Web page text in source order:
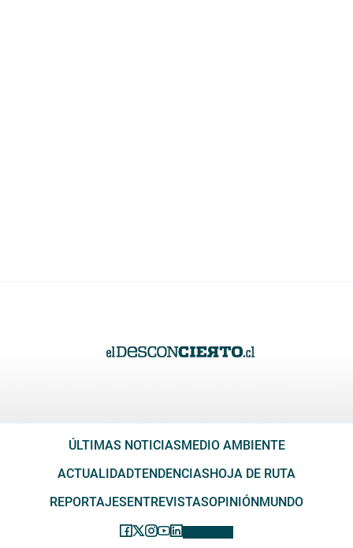
ÚLTIMAS NOTICIASMEDIO AMBIENTE
ACTUALIDADTENDENCIASHOJA DE RUTA
REPORTAJESENTREVISTASOPINIÓNMUNDO